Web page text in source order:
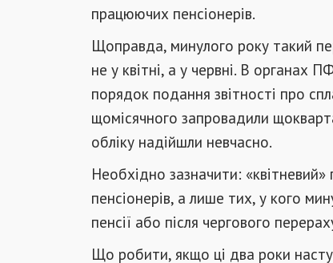
працюючих пенсіонерів.
Щоправда, минулого року такий
не у квітні, а у червні. В органах
порядок подання звітності про
щомісячного запровадили
обліку надійшли невчасно.
Необхідно зазначити:
пенсіонерів, а лише тих, у кого
пенсії або після чергового
Що робити, якщо ці два роки